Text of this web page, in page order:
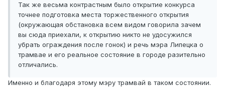
Так же весьма контрастным было открытие конкурса
точнее подготовка места торжественного открытия
(окружающая обстановка всем видом говорила зачем
вы сюда приехали, к открытию никто не удосужился
убрать ограждения после гонок) и речь мэра Липецка о
трамвае и его реальное состояние в городе разительно
отличались.
Именно и благодаря этому мэру трамвай в таком состоянии.